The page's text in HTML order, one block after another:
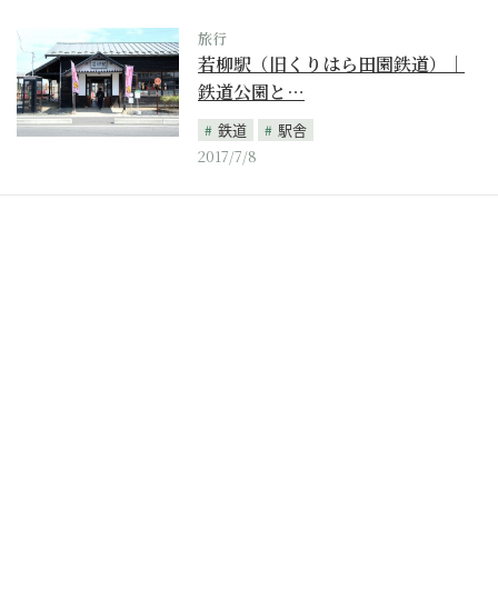
旅行
若柳駅（旧くりはら田園鉄道）｜
鉄道公園と…
鉄道
駅舎
2017/7/8